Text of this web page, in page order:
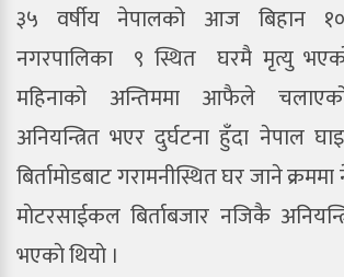
३५ वर्षीय नेपालको आज बिहान १०
नगरपालिका ९ स्थित घरमै मृत्यु
महिनाको अन्तिममा आफैले
अनियन्त्रित भएर दुर्घटना हुँदा नेपाल
बिर्तामाेडबाट गरामनीस्थित घर जाने
माेटरसाईकल बिर्ताबजार नजिकै
भएकाे थियाे ।